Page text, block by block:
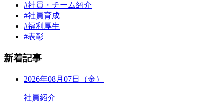
#社員・チーム紹介
#社員育成
#福利厚生
#表彰
新着記事
2026年08月07日（金）
社員紹介